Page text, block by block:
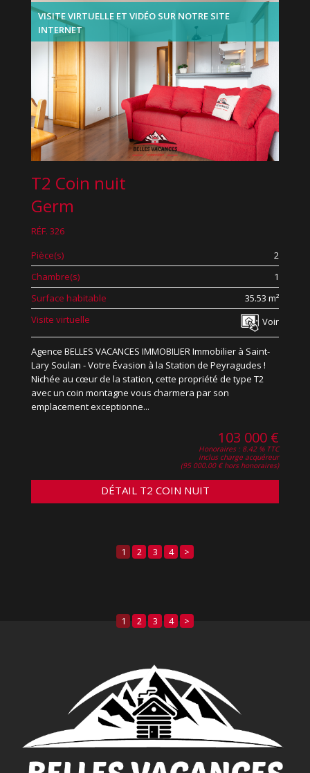
VISITE VIRTUELLE ET VIDÉO SUR NOTRE SITE
INTERNET
T2 Coin nuit
Germ
RÉF. 326
Pièce(s)
2
Chambre(s)
1
Surface habitable
35.53 m²
Visite virtuelle
Voir
Agence BELLES VACANCES IMMOBILIER Immobilier à Saint-
Lary Soulan - Votre Évasion à la Station de Peyragudes !
Nichée au cœur de la station, cette propriété de type T2
avec un coin montagne vous charmera par son
emplacement exceptionne...
103 000 €
Honoraires : 8.42 % TTC
inclus charge acquéreur
(95 000.00 € hors honoraires)
DÉTAIL T2 COIN NUIT
1 2 3 4 >
1 2 3 4 >